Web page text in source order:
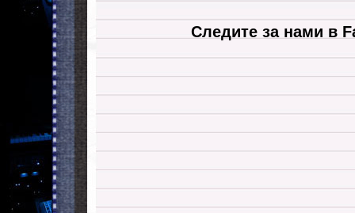
Следите за нами в